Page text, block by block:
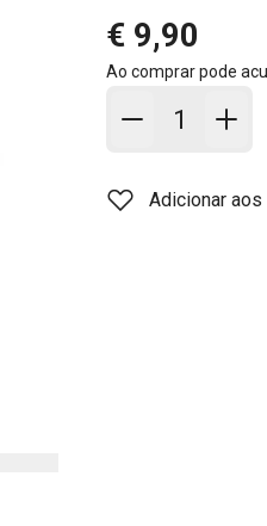
€ 9,90
Ao comprar pode
Adicionar ao
Adicionar